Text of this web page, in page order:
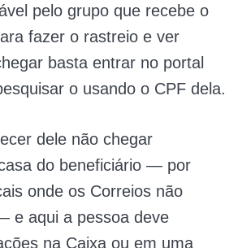
pelo grupo que recebe o
fazer o rastreio e ver
basta entrar no portal
o usando o CPF dela.
dele não chegar
do beneficiário — por
onde os Correios não
e aqui a pessoa deve
na Caixa ou em uma